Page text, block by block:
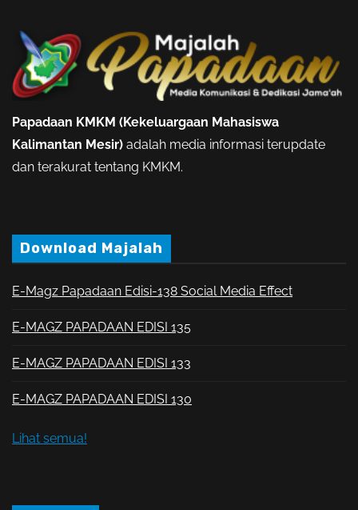
Papadaan KMKM (Kekeluargaan Mahasiswa
Kalimantan Mesir) adalah media informasi terupdate
dan terakurat tentang KMKM.
Download Majalah
E-Magz Papadaan Edisi-138 Social Media Effect
E-MAGZ PAPADAAN EDISI 135
E-MAGZ PAPADAAN EDISI 133
E-MAGZ PAPADAAN EDISI 130
Lihat semua!